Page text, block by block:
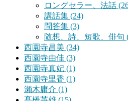
ロングセラー、法話
講話集 (24)
問答集 (3)
随想、詩、短歌、俳句
西園寺昌美 (34)
西園寺由佳 (3)
西園寺真妃 (1)
西園寺里香 (1)
瀨木庸介 (1)